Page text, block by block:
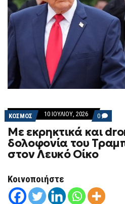
ΚΟΣΜΟΣ 10 ΙΟΥΛΊΟΥ, 2026 0
ON
ΜΕ
ΚΑΙ
ΤΡΑΜΠ
ΚΑΙ
Με εκρηκτικά και
δολοφονία του
στον Λευκό Οίκο
Κοινοποιήστε